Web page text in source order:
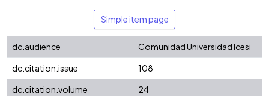
Simple item page
dc.audience
Comunidad Universidad Icesi
dc.citation.issue
108
dc.citation.volume
24